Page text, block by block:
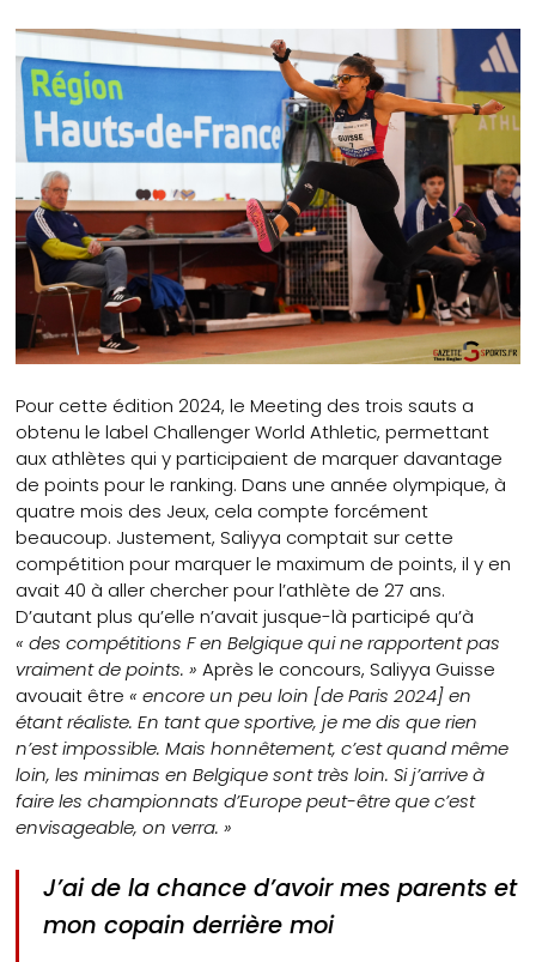
Pour cette édition 2024, le Meeting des trois sauts a
obtenu le label Challenger World Athletic, permettant
aux athlètes qui y participaient de marquer davantage
de points pour le ranking. Dans une année olympique, à
quatre mois des Jeux, cela compte forcément
beaucoup. Justement, Saliyya comptait sur cette
compétition pour marquer le maximum de points, il y en
avait 40 à aller chercher pour l’athlète de 27 ans.
D’autant plus qu’elle n’avait jusque-là participé qu’à
« des compétitions F en Belgique qui ne rapportent pas
vraiment de points. » Après le concours, Saliyya Guisse
avouait être« encore un peu loin [de Paris 2024] en
étant réaliste. En tant que sportive, je me dis que rien
n’est impossible. Mais honnêtement, c’est quand même
loin, les minimas en Belgique sont très loin. Si j’arrive à
faire les championnats d’Europe peut-être que c’est
envisageable, on verra. »
J’ai de la chance d’avoir mes parents et
mon copain derrière moi